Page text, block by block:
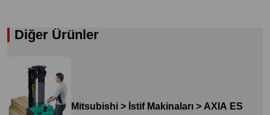
Diğer Ürünler
Mitsubishi > İstif Makinaları > AXIA ES